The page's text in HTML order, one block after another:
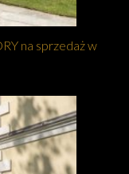
na sprzedaż w